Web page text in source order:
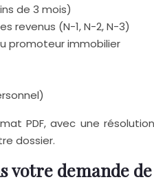
de 3 mois)
revenus (N-1, N-2, N-3)
promoteur immobilier
PDF, avec une
dossier.
votre demande